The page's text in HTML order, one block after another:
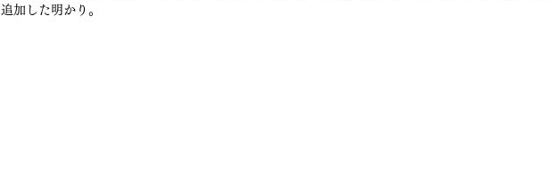
追加した明かり。